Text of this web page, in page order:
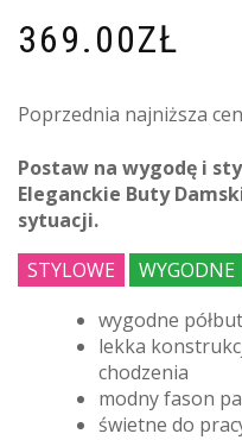
369.00ZŁ
Poprzednia najniższa
Postaw na wygodę i
Eleganckie Buty
sytuacji.
STYLOWE
WYGODNE
wygodne
lekka
chodzenia
modny fason
świetne do